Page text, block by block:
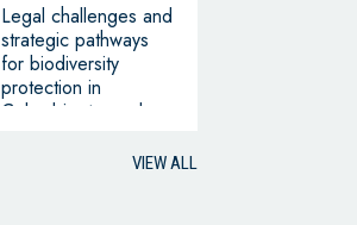
Legal challenges and
strategic pathways
for biodiversity
protection in
Colombia: towards a
VIEW ALL